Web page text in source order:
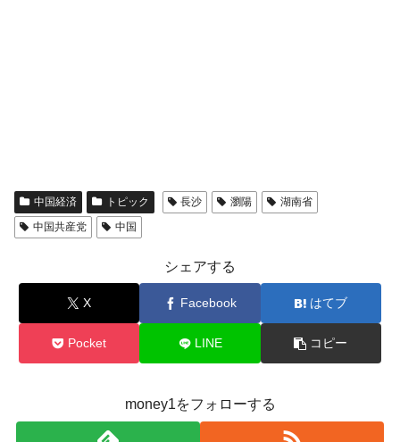
中国経済 トピック 長沙 瀏陽
湖南省
中国共産党
中国
シェアする
X Facebook はてブ
Pocket LINE コピー
money1をフォローする